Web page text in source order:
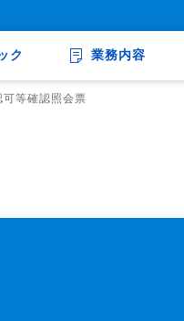
ク 業務内容
等確認照会票